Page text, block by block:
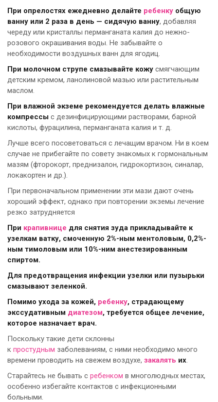
При опрелостях ежедневно делайте ребенку общую
ванну или 2 раза в день — сидячую ванну, добавляя
череду или кристаллы перманганата калия до нежно-
розового окрашивания воды. Не забывайте о
необходимости воздушных ванн для ягодиц.
При молочном струпе смазывайте кожу смягчающим
детским кремом, ланолиновой мазью или растительным
маслом.
При влажной экземе рекомендуется делать влажные
компрессы с дезинфицирующими растворами, барной
кислоты, фурацилина, перманганата калия и т. д.
Лучше всего посоветоваться с лечащим врачом. Ни в коем
случае не прибегайте по совету знакомых к гормональным
мазям (фторокорт, преднизалон, гидрокортизон, синалар,
локакортен и др.).
При первоначальном применении эти мази дают очень
хороший эффект, однако при повторении экземы лечение
резко затрудняется
При крапивнице для снятия зуда прикладывайте к
узелкам ватку, смоченную 2%-ным ментоловым, 0,2%-
ным тимоловым или 10%-ним анестезированным
спиртом.
Для предотвращения инфекции узелки или пузырьки
смазывают зеленкой.
Помимо ухода за кожей, ребенку, страдающему
экссудативным диатезом, требуется общее лечение,
которое назначает врач.
Поскольку такие дети склонны
к простудным заболеваниям, с ними необходимо много
времени проводить на свежем воздухе, закалять их
Старайтесь не бывать с ребенком в многолюдных местах,
особенно избегайте контактов с инфекционными
больными.